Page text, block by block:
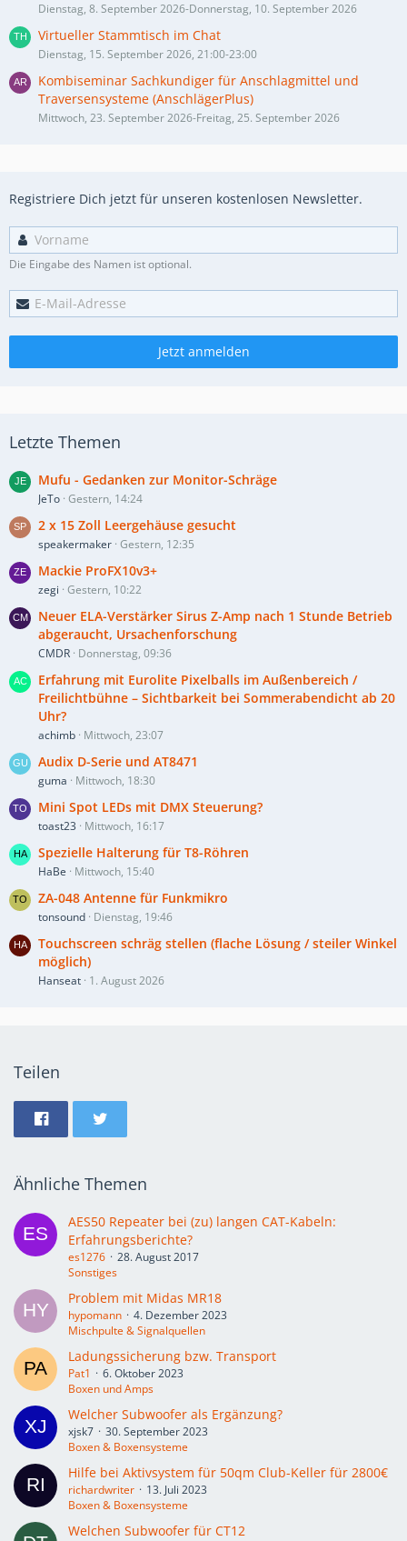
Dienstag, 8. September 2026-Donnerstag, 10. September 2026
Virtueller Stammtisch im Chat
Dienstag, 15. September 2026, 21:00-23:00
Kombiseminar Sachkundiger für Anschlagmittel und
Traversensysteme (AnschlägerPlus)
Mittwoch, 23. September 2026-Freitag, 25. September 2026
Registriere Dich jetzt für unseren kostenlosen Newsletter.
Die Eingabe des Namen ist optional.
Jetzt anmelden
Letzte Themen
Mufu - Gedanken zur Monitor-Schräge
JeTo Gestern, 14:24
2 x 15 Zoll Leergehäuse gesucht
speakermaker Gestern, 12:35
Mackie ProFX10v3+
zegi Gestern, 10:22
Neuer ELA-Verstärker Sirus Z-Amp nach 1 Stunde Betrieb
abgeraucht, Ursachenforschung
CMDR Donnerstag, 09:36
Erfahrung mit Eurolite Pixelballs im Außenbereich /
Freilichtbühne – Sichtbarkeit bei Sommerabendicht ab 20
Uhr?
achimb Mittwoch, 23:07
Audix D-Serie und AT8471
guma Mittwoch, 18:30
Mini Spot LEDs mit DMX Steuerung?
toast23 Mittwoch, 16:17
Spezielle Halterung für T8-Röhren
HaBe Mittwoch, 15:40
ZA-048 Antenne für Funkmikro
tonsound Dienstag, 19:46
Touchscreen schräg stellen (flache Lösung / steiler Winkel
möglich)
Hanseat 1. August 2026
Teilen
Ähnliche Themen
AES50 Repeater bei (zu) langen CAT-Kabeln:
Erfahrungsberichte?
es1276
28. August 2017
Sonstiges
Problem mit Midas MR18
hypomann
4. Dezember 2023
Mischpulte & Signalquellen
Ladungssicherung bzw. Transport
Pat1
6. Oktober 2023
Boxen und Amps
Welcher Subwoofer als Ergänzung?
xjsk7
30. September 2023
Boxen & Boxensysteme
Hilfe bei Aktivsystem für 50qm Club-Keller für 2800€
richardwriter
13. Juli 2023
Boxen & Boxensysteme
Welchen Subwoofer für CT12